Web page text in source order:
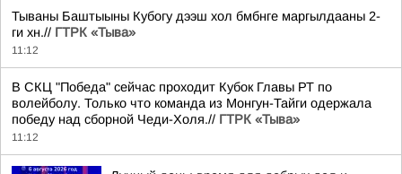
Тываны Баштыыны Кубогу дээш хол бмбнге маргылдааны 2-
ги хн.// ГТРК «Тыва»
11:12
В СКЦ "Победа" сейчас проходит Кубок Главы РТ по
волейболу. Только что команда из Монгун-Тайги одержала
победу над сборной Чеди-Холя.// ГТРК «Тыва»
11:12